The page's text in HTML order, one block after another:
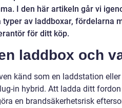
I den här artikeln går vi
typer av laddboxar, fördelarna
för ditt köp.
laddbox och
känd som en laddstation
in hybrid. Att ladda ditt
en brandsäkerhetsrisk